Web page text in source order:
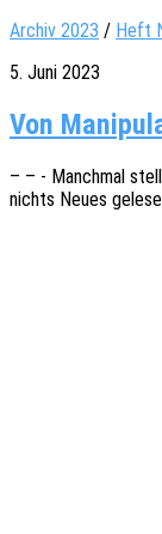
Archiv 2023 / Heft
5. Juni 2023
Von
– – - Manch­mal
nichts Neues